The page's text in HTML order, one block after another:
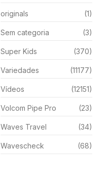
originals (1)
Sem categoria (3)
Super Kids (370)
Variedades (11177)
Vídeos (12151)
Volcom Pipe Pro (23)
Waves Travel (34)
Wavescheck (68)